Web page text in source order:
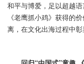
和平与博爱，足以超越
《老鹰抓小鸡》获得的
离，在文化出海过程中彰